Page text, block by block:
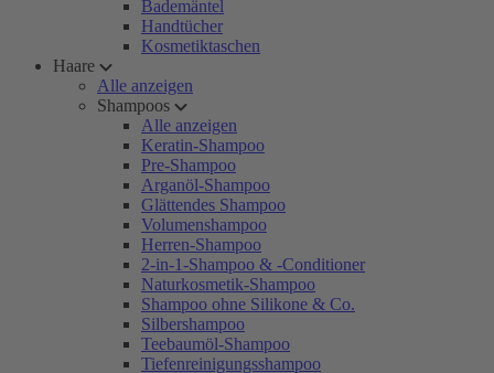
Bademäntel
Handtücher
Kosmetiktaschen
Haare
Alle anzeigen
Shampoos
Alle anzeigen
Keratin-Shampoo
Pre-Shampoo
Arganöl-Shampoo
Glättendes Shampoo
Volumenshampoo
Herren-Shampoo
2-in-1-Shampoo & -Conditioner
Naturkosmetik-Shampoo
Shampoo ohne Silikone & Co.
Silbershampoo
Teebaumöl-Shampoo
Tiefenreinigungsshampoo